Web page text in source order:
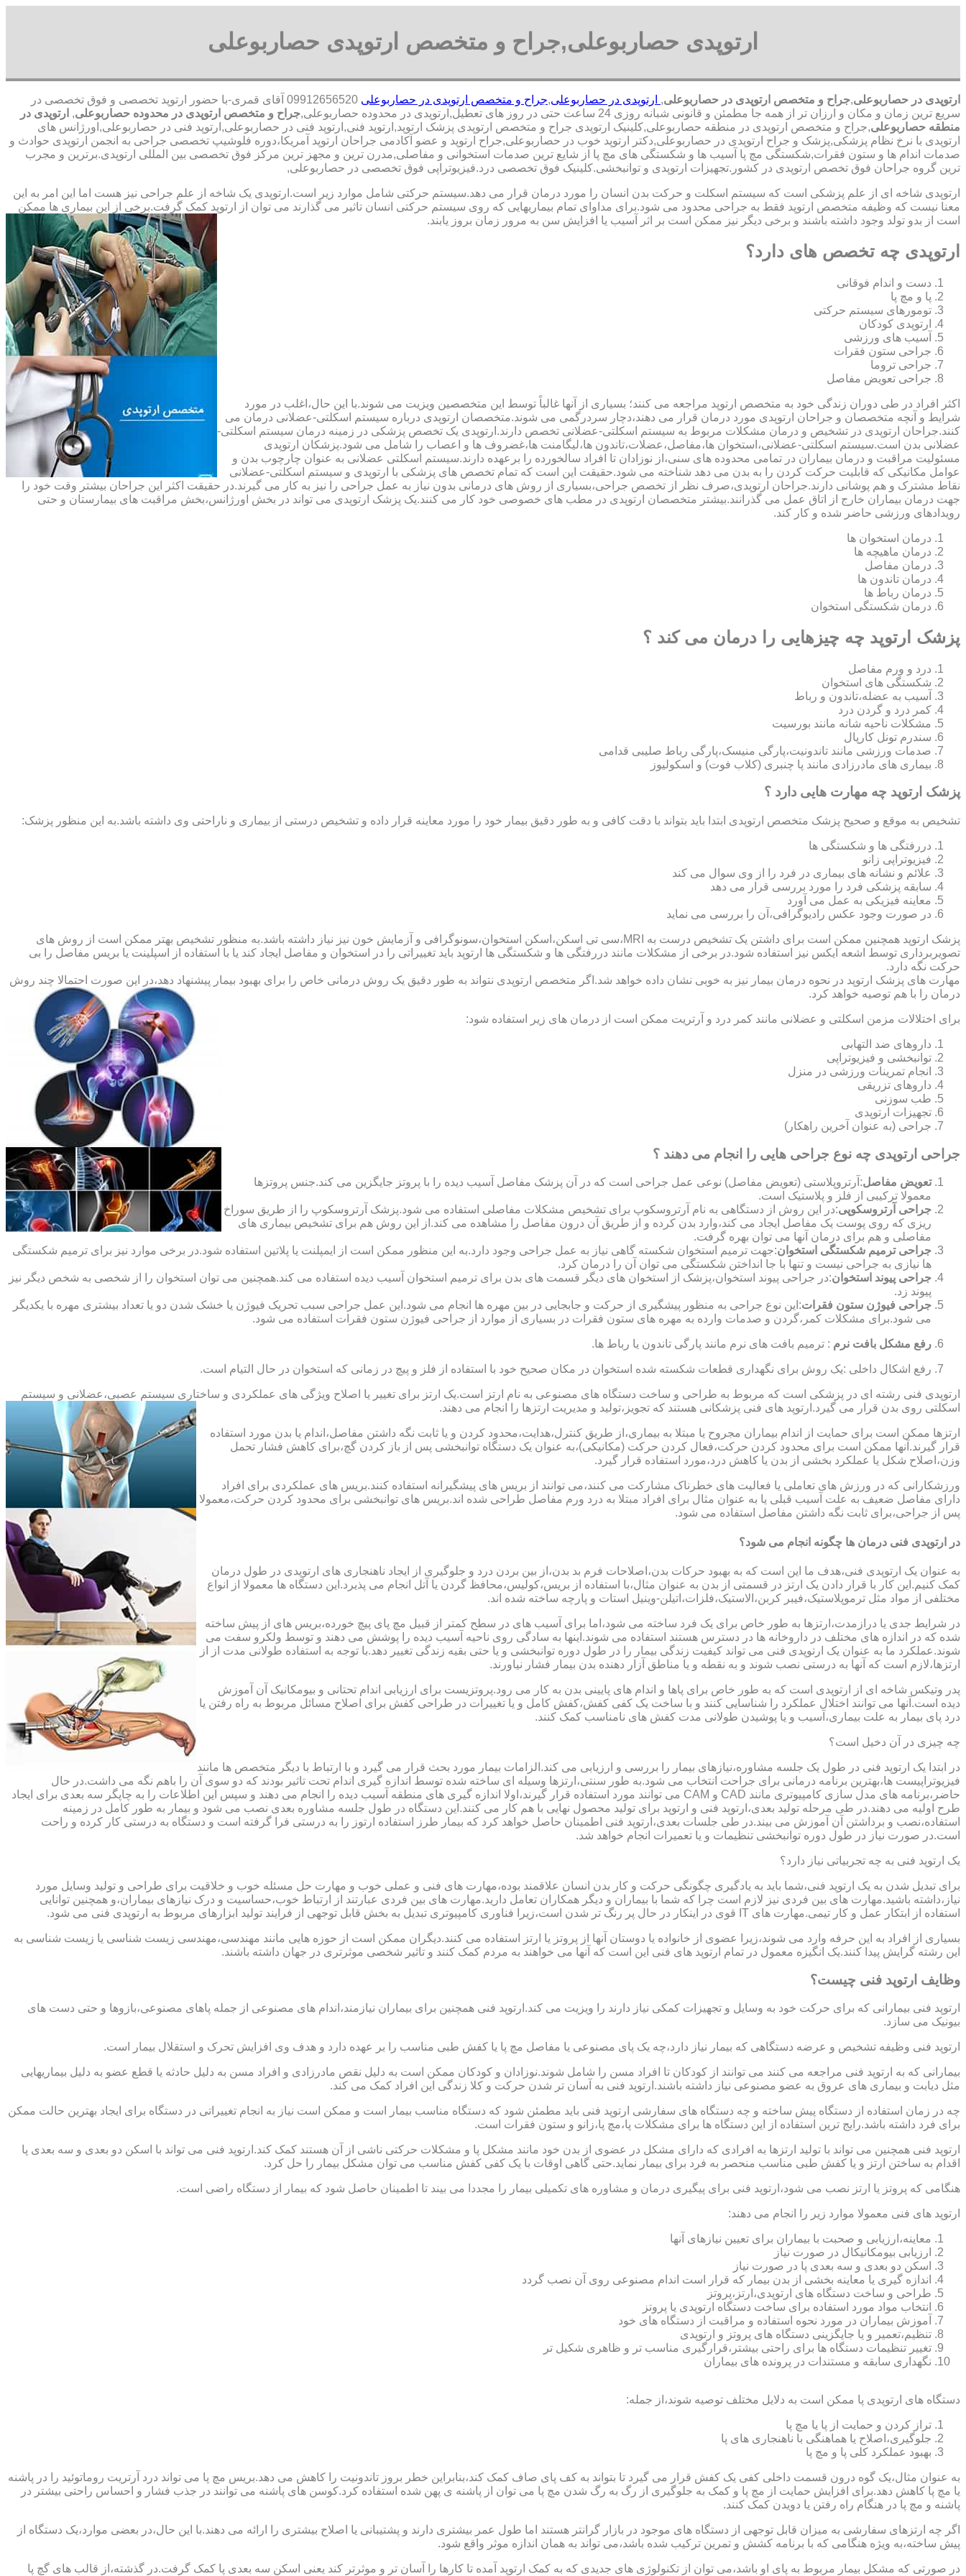
ارتوپدی حصاربوعلی,جراح و متخصص ارتوپدی حصاربوعلی
ارتوپدی در حصاربوعلی,جراح و متخصص ارتوپدی در حصاربوعلی, ارتوپدی در حصاربوعلی,جراح و متخصص ارتوپدی در حصاربوعلی
09912656520 آقای قمری-با حضور ارتوپد تخصصی و فوق تخصصی در
سریع ترین زمان و مکان و ارزان تر از همه جا مطمئن و قانونی شبانه روزی 24 ساعت حتی در روز های تعطیل,ارتوپدی در محدوده حصاربوعلی,
جراح و متخصص ارتوپدی در محدوده حصاربوعلی, ارتوپدی در
منطقه حصاربوعلی,جراح و متخصص ارتوپدی در منطقه حصاربوعلی,کلینیک ارتوپدی جراح و متخصص ارتوپدی پزشک ارتوپد,ارتوپد فنی,ارتوپد فنی در حصاربوعلی,ارتوپد فنی در حصاربوعلی,اورژانس های
ارتوپدی با نرخ نظام پزشکی,پزشک و جراح ارتوپدی در حصاربوعلی,دکتر ارتوپد خوب در حصاربوعلی,جراح ارتوپد و عضو آکادمی جراحان ارتوپد آمریکا،دوره فلوشیپ تخصصی جراحی به انجمن ارتوپدی حوادث و
صدمات اندام ها و ستون فقرات,شکستگی مچ پا آسیب ها و شکستگی های مچ پا از شایع ترین صدمات استخوانی و مفاصلی,مدرن ترین و مجهز ترین مرکز فوق تخصصی بین المللی ارتوپدی.برترین ‏و ‏مجرب
‏ترین ‏گروه ‏جراحان ‏فوق ‏تخصص ‏ارتوپدی ‏در ‏کشور.تجهیزات ارتوپدی و توانبخشی.کلینیک فوق تخصصی درد.فیزیوتراپی فوق تخصصی در حصاربوعلی,
ارتوپدی شاخه ای از علم پزشکی است که سیستم اسکلت و حرکت بدن انسان را مورد درمان قرار می دهد.سیستم حرکتی شامل موارد زیر است.ارتوپدی یک شاخه از علم جراحی نیز هست اما این امر به این
معنا نیست که وظیفه متخصص ارتوپد فقط به جراحی محدود می شود.برای مداوای تمام بیماریهایی که روی سیستم حرکتی انسان تاثیر می گذارند می توان از ارتوپد کمک گرفت.برخی از این بیماری ها ممکن
است از بدو تولد وجود داشته باشند و برخی دیگر نیز ممکن است بر اثر آسیب یا افزایش سن به مرور زمان بروز یابند.
ارتوپدی چه تخصص های دارد؟
دست و اندام فوقانی
پا و مچ پا
تومورهای سیستم حرکتی
ارتوپدی کودکان
آسیب های ورزشی
جراحی ستون فقرات
جراحی تروما
جراحی تعویض مفاصل
اکثر افراد در طی دوران زندگی خود به متخصص ارتوپد مراجعه می کنند؛ بسیاری از آنها غالباً توسط این متخصصین ویزیت می شوند.با این حال،اغلب در مورد
شرایط و آنچه متخصصان و جراحان ارتوپدی مورد درمان قرار می دهند،دچار سردرگمی می شوند.متخصصان ارتوپدی درباره سیستم اسکلتی-عضلانی درمان می
کنند.جراحان ارتوپدی در تشخیص و درمان مشکلات مربوط به سیستم اسکلتی-عضلانی تخصص دارند.ارتوپدی یک تخصص پزشکی در زمینه درمان سیستم اسکلتی-
عضلانی بدن است.سیستم اسکلتی-عضلانی،استخوان ها،مفاصل،عضلات،تاندون ها،لیگامنت ها،غضروف ها و اعصاب را شامل می شود.پزشکان ارتوپدی
مسئولیت مراقبت و درمان بیماران در تمامی محدوده های سنی،از نوزادان تا افراد سالخورده را برعهده دارند.سیستم اسکلتی عضلانی به عنوان چارچوب بدن و
عوامل مکانیکی که قابلیت حرکت کردن را به بدن می دهد شناخته می شود.حقیقت این است که تمام تخصص های پزشکی با ارتوپدی و سیستم اسکلتی-عضلانی
نقاط مشترک و هم پوشانی دارند.جراحان ارتوپدی،صرف نظر از تخصص جراحی،بسیاری از روش های درمانی بدون نیاز به عمل جراحی را نیز به کار می گیرند.در حقیقت اکثر این جراحان بیشتر وقت خود را
جهت درمان بیماران خارج از اتاق عمل می گذرانند.بیشتر متخصصان ارتوپدی در مطب های خصوصی خود کار می کنند.یک پزشک ارتوپدی می تواند در بخش اورژانس،بخش مراقبت های بیمارستان و حتی
رویدادهای ورزشی حاضر شده و کار کند.
درمان استخوان ها
درمان ماهیچه ها
درمان مفاصل
درمان تاندون ها
درمان رباط ها
درمان شکستگی استخوان
پزشک ارتوپد چه چیزهایی را درمان می کند ؟
درد و ورم مفاصل
شکستگی های استخوان
آسیب به عضله،تاندون و رباط
کمر درد و گردن درد
مشکلات ناحیه شانه مانند بورسیت
سندرم تونل کارپال
صدمات ورزشی مانند تاندونیت،پارگی منیسک،پارگی رباط صلیبی قدامی
بیماری های مادرزادی مانند پا چنبری (کلاب فوت) و اسکولیوز
پزشک ارتوپد چه مهارت هایی دارد ؟
تشخیص به موقع و صحیح پزشک متخصص ارتوپدی ابتدا باید بتواند با دقت کافی و به طور دقیق بیمار خود را مورد معاینه قرار داده و تشخیص درستی از بیماری و ناراحتی وی داشته باشد.به این منظور پزشک:
دررفتگی ها و شکستگی ها
فیزیوتراپی زانو
علائم و نشانه های بیماری در فرد را از وی سوال می کند
سابقه پزشکی فرد را مورد بررسی قرار می دهد
معاینه فیزیکی به عمل می آورد
در صورت وجود عکس رادیوگرافی،آن را بررسی می‎ نماید
پزشک ارتوپد همچنین ممکن است برای داشتن یک تشخیص درست به MRI،سی تی اسکن،اسکن استخوان،سونوگرافی و آزمایش خون نیز نیاز داشته باشد.به منظور تشخیص بهتر ممکن است از روش های
تصویربرداری توسط اشعه ایکس نیز استفاده شود.در برخی از مشکلات مانند دررفتگی ها و شکستگی ها ارتوپد باید تغییراتی را در استخوان و مفاصل ایجاد کند یا با استفاده از اسپلینت یا بریس مفاصل را بی
حرکت نگه دارد.
مهارت های پزشک ارتوپد در نحوه درمان بیمار نیز به خوبی نشان داده خواهد شد.اگر متخصص ارتوپدی نتواند به طور دقیق یک روش درمانی خاص را برای بهبود بیمار پیشنهاد دهد،در این صورت احتمالا چند روش
درمان را با هم توصیه خواهد کرد.
برای اختلالات مزمن اسکلتی و عضلانی مانند کمر درد و آرتریت ممکن است از درمان های زیر استفاده شود:
داروهای ضد التهابی
توانبخشی و فیزیوتراپی
انجام تمرینات ورزشی در منزل
داروهای تزریقی
طب سوزنی
تجهیزات ارتوپدی
جراحی (به عنوان آخرین راهکار)
جراحی ارتوپدی چه نوع جراحی هایی را انجام می دهند ؟
تعویض مفاصل:آرتروپلاستی (تعویض مفاصل) نوعی عمل جراحی است که در آن پزشک مفاصل آسیب دیده را با پروتز جایگزین می کند.جنس پروتزها
معمولا ترکیبی از فلز و پلاستیک است.
جراحی آرتروسکوپی:در این روش از دستگاهی به نام آرتروسکوپ برای تشخیص مشکلات مفاصلی استفاده می شود.پزشک آرتروسکوپ را از طریق سوراخ
ریزی که روی پوست یک مفاصل ایجاد می کند،وارد بدن کرده و از طریق آن درون مفاصل را مشاهده می کند.از این روش هم برای تشخیص بیماری های
مفاصلی و هم برای درمان آنها می توان بهره گرفت.
جراحی ترمیم شکستگی استخوان:جهت ترمیم استخوان شکسته گاهی نیاز به عمل جراحی وجود دارد.به این منظور ممکن است از ایمپلنت یا پلاتین استفاده شود.در برخی موارد نیز برای ترمیم شکستگی
ها نیازی به جراحی نیست و تنها با جا انداختن شکستگی می توان آن را درمان کرد.
جراحی پیوند استخوان:در جراحی پیوند استخوان،پزشک از استخوان های دیگر قسمت های بدن برای ترمیم استخوان آسیب دیده استفاده می کند.همچنین می توان استخوان را از شخصی به شخص دیگر نیز
پیوند زد.
جراحی فیوژن ستون فقرات:این نوع جراحی به منظور پیشگیری از حرکت و جابجایی در بین مهره ها انجام می شود.این عمل جراحی سبب تحریک فیوژن یا خشک شدن دو یا تعداد بیشتری مهره با یکدیگر
می شود.برای مشکلات کمر،گردن و صدمات وارده به مهره های ستون فقرات در بسیاری از موارد از جراحی فیوژن ستون فقرات استفاده می شود.
رفع مشکل بافت نرم : ترمیم بافت های نرم مانند پارگی تاندون یا رباط ها.
رفع اشکال داخلی :یک روش برای نگهداری قطعات شکسته شده استخوان در مکان صحیح خود با استفاده از فلز و پیچ در زمانی که استخوان در حال التیام است.
ارتوپدی فنی رشته ای در پزشکی است که مربوط به طراحی و ساخت دستگاه های مصنوعی به نام ارتز است.یک ارتز برای تغییر یا اصلاح ویژگی های عملکردی و ساختاری سیستم عصبی،عضلانی و سیستم
اسکلتی روی بدن قرار می گیرد.ارتوپد های فنی پزشکانی هستند که تجویز،تولید و مدیریت ارتزها را انجام می دهند.
ارتزها ممکن است برای حمایت از اندام بیماران مجروح یا مبتلا به بیماری،از طریق کنترل،هدایت،محدود کردن و یا ثابت نگه داشتن مفاصل،اندام یا بدن مورد استفاده
قرار گیرند.آنها ممکن است برای محدود کردن حرکت،فعال کردن حرکت (مکانیکی)،به عنوان یک دستگاه توانبخشی پس از باز کردن گچ،برای کاهش فشار تحمل
وزن،اصلاح شکل یا عملکرد بخشی از بدن یا کاهش درد،مورد استفاده قرار گیرد.
ورزشکارانی که در ورزش های تعاملی یا فعالیت های خطرناک مشارکت می کنند،می توانند از بریس های پیشگیرانه استفاده کنند.بریس های عملکردی برای افراد
دارای مفاصل ضعیف به علت آسیب قبلی یا به عنوان مثال برای افراد مبتلا به درد ورم مفاصل طراحی شده اند.بریس های توانبخشی برای محدود کردن حرکت،معمولا
پس از جراحی،برای ثابت نگه داشتن مفاصل استفاده می شود.
در ارتوپدی فنی درمان ها چگونه انجام می شود؟
به عنوان یک ارتوپدی فنی،هدف ما این است که به بهبود حرکات بدن،اصلاحات فرم بد بدن،از بین بردن درد و جلوگیری از ایجاد ناهنجاری های ارتوپدی در طول درمان
کمک کنیم.این کار با قرار دادن یک ارتز در قسمتی از بدن به عنوان مثال،با استفاده از بریس،کولیس،محافظ گردن یا آتل انجام می پذیرد.این دستگاه ها معمولا از انواع
مختلفی از مواد مثل ترموپلاستیک،فیبر کربن،الاستیک،فلزات،اتیلن-وینیل استات و پارچه ساخته شده اند.
در شرایط جدی یا درازمدت،ارتزها به طور خاص برای یک فرد ساخته می شود،اما برای آسیب های در سطح کمتر از قبیل مچ پای پیچ خورده،بریس های از پیش ساخته
شده که در اندازه های مختلف در داروخانه ها در دسترس هستند استفاده می شوند.اینها به سادگی روی ناحیه آسیب دیده را پوشش می دهند و توسط ولکرو سفت می
شوند.عملکرد ما به عنوان یک ارتوپدی فنی می تواند کیفیت زندگی بیمار را در طول دوره توانبخشی و یا حتی بقیه زندگی تغییر دهد.با توجه به استفاده طولانی مدت از از
ارتزها،لازم است که آنها به درستی نصب شوند و به نقطه و یا مناطق آزار دهنده بدن بیمار فشار نیاورند.
پدر وتیکس شاخه ای از ارتوپدی است که به طور خاص برای پاها و اندام های پایینی بدن به کار می رود.پروتزیست برای ارزیابی اندام تحتانی و بیومکانیک آن آموزش
دیده است.آنها می توانند اختلال عملکرد را شناسایی کنند و با ساخت یک کفی کفش،کفش کامل و یا تغییرات در طراحی کفش برای اصلاح مسائل مربوط به راه رفتن یا
درد پای بیمار به علت بیماری،آسیب و یا پوشیدن طولانی مدت کفش های نامناسب کمک کنند.
چه چیزی در آن دخیل است؟
در ابتدا یک ارتوپد فنی در طول یک جلسه مشاوره،نیازهای بیمار را بررسی و ارزیابی می کند.الزامات بیمار مورد بحث قرار می گیرد و با ارتباط با دیگر متخصص ها مانند
فیزیوتراپیست ها،بهترین برنامه درمانی برای جراحت انتخاب می شود.به طور سنتی،ارتزها وسیله ای ساخته شده توسط اندازه گیری اندام تحت تاثیر بودند که دو سوی آن را باهم نگه می داشت.در حال
حاضر،برنامه های مدل سازی کامپیوتری مانند CAD و CAM می توانند مورد استفاده قرار گیرند،اولا اندازه گیری های منطقه آسیب دیده را انجام می دهند و سپس این اطلاعات را به چاپگر سه بعدی برای ایجاد
طرح اولیه می دهند.در طی مرحله تولید بعدی،ارتوپد فنی و ارتوپد برای تولید محصول نهایی با هم کار می کنند.این دستگاه در طول جلسه مشاوره بعدی نصب می شود و بیمار به طور کامل در زمینه
استفاده،نصب و برداشتن آن آموزش می بیند.در طی جلسات بعدی،ارتوپد فنی اطمینان حاصل خواهد کرد که بیمار طرز استفاده ارتوز را به درستی فرا گرفته است و دستگاه به درستی کار کرده و راحت
است.در صورت نیاز در طول دوره توانبخشی تنظیمات و یا تعمیرات انجام خواهد شد.
یک ارتوپد فنی به چه تجربیاتی نیاز دارد؟
برای تبدیل شدن به یک ارتوپد فنی،شما باید به یادگیری چگونگی حرکت و کار بدن انسان علاقمند بوده،مهارت های فنی و عملی خوب و مهارت حل مسئله خوب و خلاقیت برای طراحی و تولید وسایل مورد
نیاز،داشته باشید.مهارت های بین فردی نیز لازم است چرا که شما با بیماران و دیگر همکاران تعامل دارید.مهارت های بین فردی عبارتند از ارتباط خوب،حساسیت و درک نیازهای بیماران،و همچنین توانایی
استفاده از ابتکار عمل و کار تیمی.مهارت های IT قوی در اینکار در حال پر رنگ تر شدن است،زیرا فناوری کامپیوتری تبدیل به بخش قابل توجهی از فرایند تولید ابزارهای مربوط به ارتوپدی فنی می شود.
بسیاری از افراد به این حرفه وارد می شوند،زیرا عضوی از خانواده یا دوستان آنها از پروتز یا ارتز استفاده می کنند.دیگران ممکن است از حوزه هایی مانند مهندسی،مهندسی زیست شناسی یا زیست شناسی به
این رشته گرایش پیدا کنند.یک انگیزه معمول در تمام ارتوپد های فنی این است که آنها می خواهند به مردم کمک کنند و تاثیر شخصی موثرتری در جهان داشته باشند.
وظایف ارتوپد فنی چیست؟
ارتوپد فنی بیمارانی که برای حرکت خود به وسایل و تجهیزات کمکی نیاز دارند را ویزیت می کند.ارتوپد فنی همچنین برای بیماران نیازمند،اندام های مصنوعی از جمله پاهای مصنوعی،بازوها و حتی دست های
بیونیک می سازد.
ارتوپد فنی وظیفه تشخیص و عرضه دستگاهی که بیمار نیاز دارد،چه یک پای مصنوعی یا مفاصل مچ پا یا کفش طبی مناسب را بر عهده دارد و هدف وی افزایش تحرک و استقلال بیمار است.
بیمارانی که به ارتوپد فنی مراجعه می کنند می توانند از کودکان تا افراد مسن را شامل شوند.نوزادان و کودکان ممکن است به دلیل نقص مادرزادی و افراد مسن به دلیل حادثه یا قطع عضو به دلیل بیماریهایی
مثل دیابت و بیماری های عروق به عضو مصنوعی نیاز داشته باشند.ارتوپد فنی به آسان تر شدن حرکت و کلا زندگی این افراد کمک می کند.
چه در زمان استفاده از دستگاه پیش ساخته و چه دستگاه های سفارشی ارتوپد فنی باید مطمئن شود که دستگاه مناسب بیمار است و ممکن است نیاز به انجام تغییراتی در دستگاه برای ایجاد بهترین حالت ممکن
برای فرد داشته باشد.رایج ترین استفاده از این دستگاه ها برای مشکلات پا،مچ پا،زانو و ستون فقرات است.
ارتوپد فنی همچنین می تواند با تولید ارتزها به افرادی که دارای مشکل در عضوی از بدن خود مانند مشکل پا و مشکلات حرکتی ناشی از آن هستند کمک کند.ارتوپد فنی می تواند با اسکن دو بعدی و سه بعدی پا
اقدام به ساختن ارتز و یا کفش طبی مناسب منحصر به فرد برای بیمار نماید.حتی گاهی اوقات با یک کفی کفش مناسب می توان مشکل بیمار را حل کرد.
هنگامی که پروتز یا ارتز نصب می شود،ارتوپد فنی برای پیگیری درمان و مشاوره های تکمیلی بیمار را مجددا می بیند تا اطمینان حاصل شود که بیمار از دستگاه راضی است.
ارتوپد های فنی معمولا موارد زیر را انجام می دهند:
معاینه،ارزیابی و صحبت با بیماران برای تعیین نیازهای آنها
ارزیابی بیومکانیکال در صورت نیاز
اسکن دو بعدی و سه بعدی پا در صورت نیاز
اندازه گیری یا معاینه بخشی از بدن بیمار که قرار است اندام مصنوعی روی آن نصب گردد
طراحی و ساخت دستگاه های ارتوپدی،ارتز،پروتز
انتخاب مواد مورد استفاده برای ساخت دستگاه ارتوپدی یا پروتز
آموزش بیماران در مورد نحوه استفاده و مراقبت از دستگاه های خود
تنظیم،تعمیر و یا جایگزینی دستگاه های پروتز و ارتوپدی
تغییر تنظیمات دستگاه ها برای راحتی بیشتر،قرارگیری مناسب تر و ظاهری شکیل تر
نگهداری سابقه و مستندات در پرونده های بیماران
دستگاه های ارتوپدی پا ممکن است به دلایل مختلف توصیه شوند،از جمله:
تراز کردن و حمایت از پا یا مچ پا
جلوگیری،اصلاح یا هماهنگی با ناهنجاری های پا
بهبود عملکرد کلی پا و مچ پا
به عنوان مثال،یک گوه درون قسمت داخلی کفی یک کفش قرار می گیرد تا بتواند به کف پای صاف کمک کند،بنابراین خطر بروز تاندونیت را کاهش می دهد.بریس مچ پا می تواند درد آرتریت روماتوئید را در پاشنه
یا مچ پا کاهش دهد.برای افزایش حمایت از مچ پا و کمک به جلوگیری از رگ به رگ شدن مچ پا می توان از پاشنه ی پهن شده استفاده کرد.کوسن های پاشنه می توانند در جذب فشار و احساس راحتی بیشتر در
پاشنه و مچ پا در هنگام راه رفتن یا دویدن کمک کنند.
اگر چه ارتزهای سفارشی به میزان قابل توجهی از دستگاه های موجود در بازار گرانتر هستند اما طول عمر بیشتری دارند و پشتیبانی یا اصلاح بیشتری را ارائه می دهند.با این حال،در بعضی موارد،یک دستگاه از
پیش ساخته،به ویژه هنگامی که با برنامه کشش و تمرین ترکیب شده باشد،می تواند به همان اندازه موثر واقع شود.
در صورتی که مشکل بیمار مربوط به پای او باشد،می توان از تکنولوژی های جدیدی که به کمک ارتوپد آمده تا کارها را آسان تر و موثرتر کند یعنی اسکن سه بعدی پا کمک گرفت.در گذشته،از قالب های گچ پا